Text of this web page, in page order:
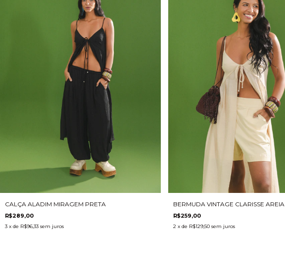
CALÇA ALADIM MIRAGEM PRETA
R$289,00
3 x de R$96,33 sem juros
BERMUDA VINTAGE CLARISSE AREIA
R$259,00
2 x de R$129,50 sem juros